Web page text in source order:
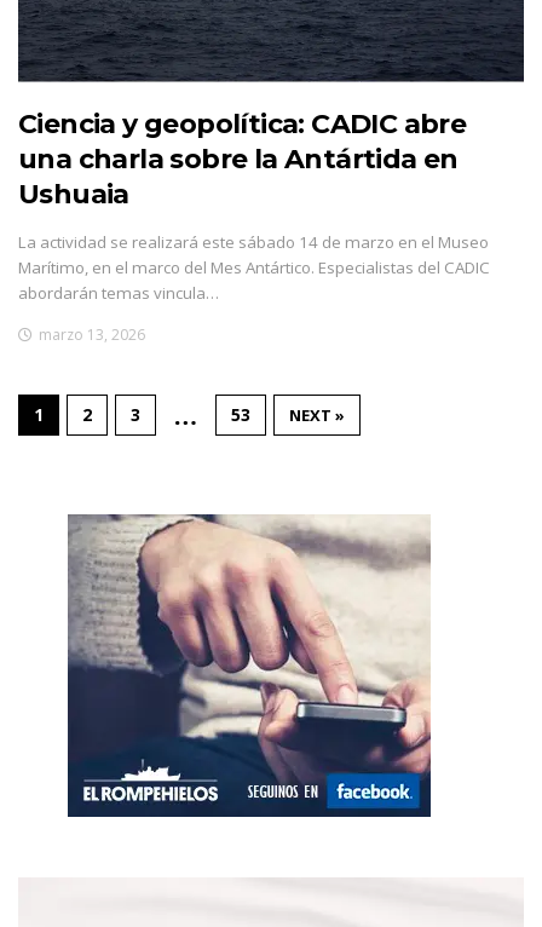
Ciencia y geopolítica: CADIC abre
una charla sobre la Antártida en
Ushuaia
La actividad se realizará este sábado 14 de marzo en el Museo
Marítimo, en el marco del Mes Antártico. Especialistas del CADIC
abordarán temas vincula…
marzo 13, 2026
1 2 3 … 53 NEXT »